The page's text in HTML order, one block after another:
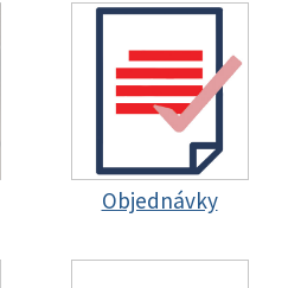
Objednávky